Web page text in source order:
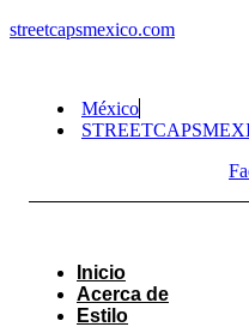
streetcapsmexico.com
México
Inicio
Acerca de
Estilo